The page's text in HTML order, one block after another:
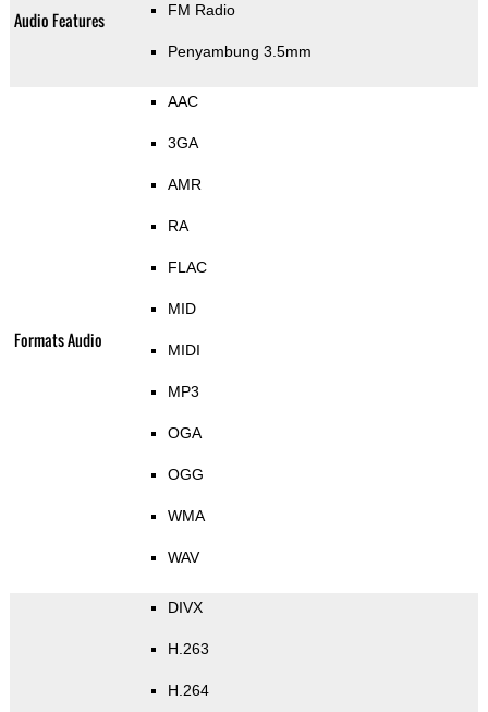
Audio Features FM Radio
Penyambung 3.5mm
Formats Audio
AAC
3GA
AMR
RA
FLAC
MID
MIDI
MP3
OGA
OGG
WMA
WAV
DIVX
H.263
H.264